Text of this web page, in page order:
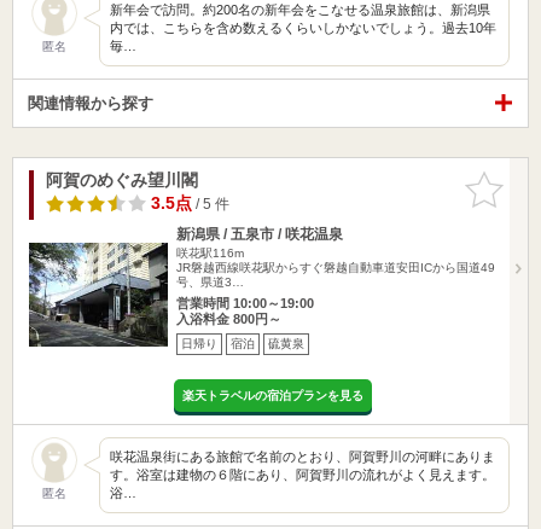
匿名
新年会で訪問。約200名の新年会をこなせる温泉旅館は、新潟県
内では、こちらを含め数えるくらいしかないでしょう。過去10年
毎…
関連情報から探す
お気に入
りに追加
阿賀のめぐみ望川閣
3.5点/ 5 件
新潟県 / 五泉市 / 咲花温泉
咲花駅116m
JR磐越西線咲花駅からすぐ磐越自動車道安田ICから国道49
号、県道3…
営業時間 10:00～19:00
入浴料金 800円～
日帰り 宿泊 硫黄泉
楽天トラベルの宿泊プランを見る
匿名
咲花温泉街にある旅館で名前のとおり、阿賀野川の河畔にありま
す。浴室は建物の６階にあり、阿賀野川の流れがよく見えます。
浴…